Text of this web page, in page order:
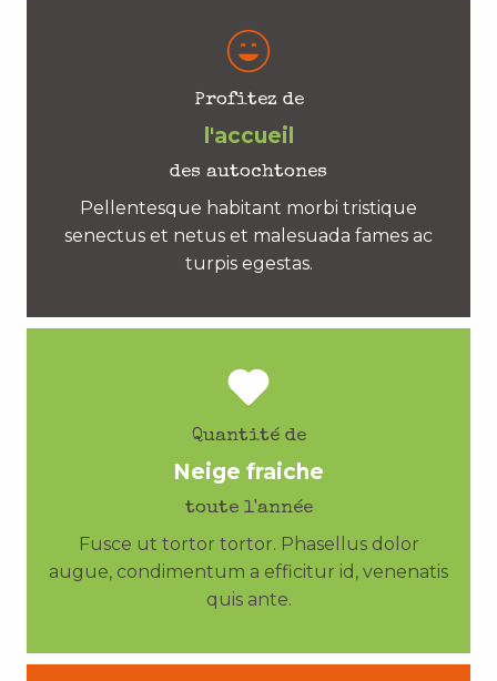
Profitez de
l'accueil
des autochtones
Pellentesque habitant morbi tristique
senectus et netus et malesuada fames ac
turpis egestas.
Quantité de
Neige fraiche
toute l'année
Fusce ut tortor tortor. Phasellus dolor
augue, condimentum a efficitur id, venenatis
quis ante.